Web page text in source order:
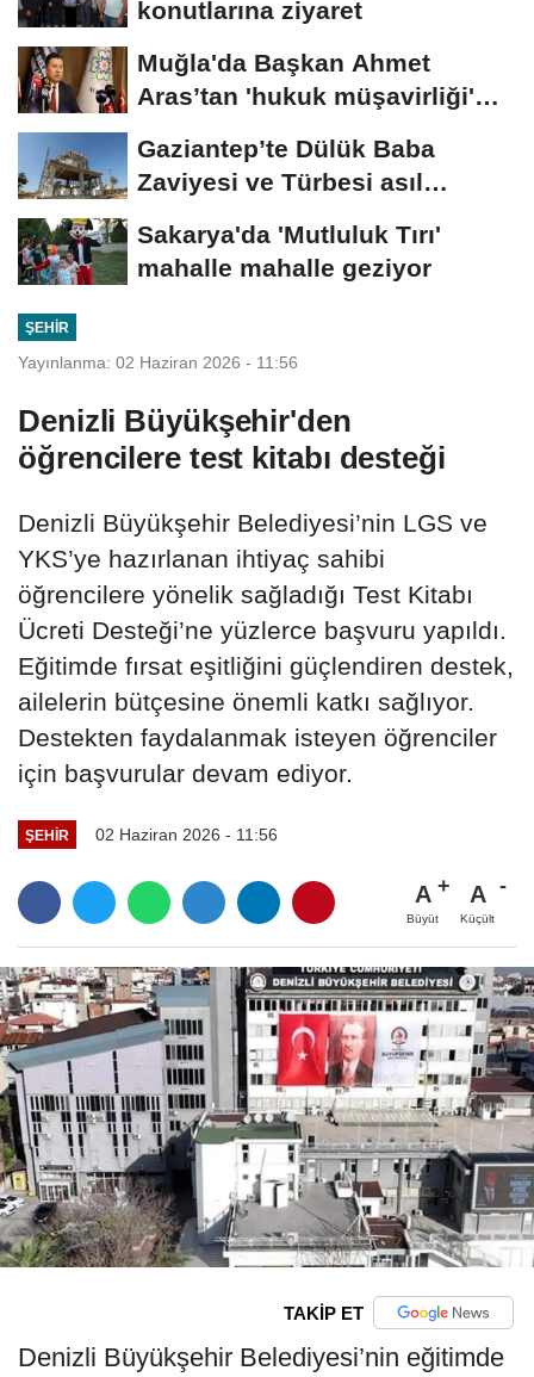
konutlarına ziyaret
Muğla'da Başkan Ahmet
Aras’tan 'hukuk müşavirliği'
Gaziantep’te Dülük Baba
Zaviyesi ve Türbesi asıl
Sakarya'da 'Mutluluk Tırı'
mahalle mahalle geziyor
ŞEHIR
Yayınlanma: 02 Haziran 2026 - 11:56
Denizli Büyükşehir'den
öğrencilere test kitabı desteği
Denizli Büyükşehir Belediyesi’nin LGS ve
YKS’ye hazırlanan ihtiyaç sahibi
öğrencilere yönelik sağladığı Test Kitabı
Ücreti Desteği’ne yüzlerce başvuru yapıldı.
Eğitimde fırsat eşitliğini güçlendiren destek,
ailelerin bütçesine önemli katkı sağlıyor.
Destekten faydalanmak isteyen öğrenciler
için başvurular devam ediyor.
ŞEHIR 02 Haziran 2026 - 11:56
A
Büyüt
A
Küçült
TAKİP ET
Denizli Büyükşehir Belediyesi’nin eğitimde